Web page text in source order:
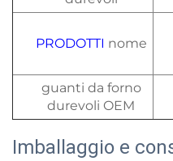
PRODOTTI nome
guanti da forno
durevoli OEM
Imballaggio e